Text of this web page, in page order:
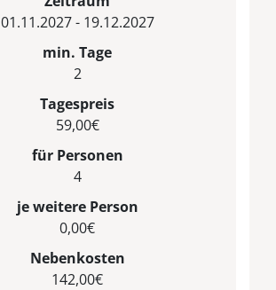
01.11.2027 - 19.12.2027
min. Tage
2
Tagespreis
59,00€
für Personen
4
je weitere Person
0,00€
Nebenkosten
142,00€